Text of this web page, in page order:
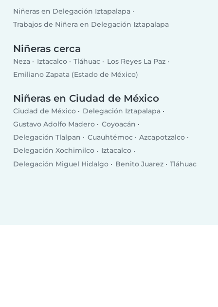
Niñeras en Delegación Iztapalapa
Trabajos de Niñera en Delegación Iztapalapa
Niñeras cerca
Neza Iztacalco Tláhuac
Los Reyes La Paz
Emiliano Zapata (Estado de México)
Niñeras en Ciudad de México
Ciudad de México
Delegación Iztapalapa
Gustavo Adolfo Madero
Coyoacán
Delegación Tlalpan
Cuauhtémoc
Azcapotzalco
Delegación Xochimilco
Iztacalco
Delegación Miguel Hidalgo
Benito Juarez Tláhuac